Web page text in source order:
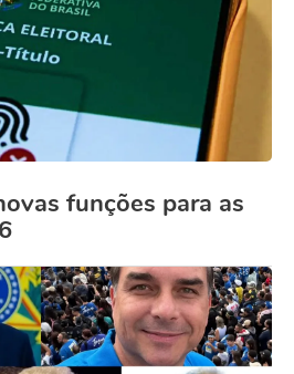
funções para as